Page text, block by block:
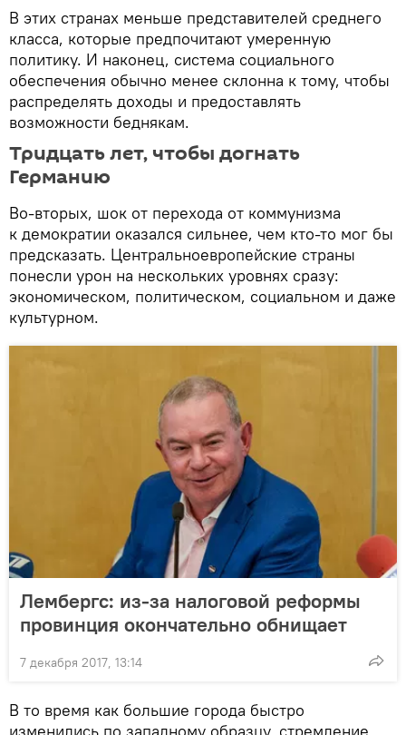
В этих странах меньше представителей среднего
класса, которые предпочитают умеренную
политику. И наконец, система социального
обеспечения обычно менее склонна к тому, чтобы
распределять доходы и предоставлять
возможности беднякам.
Тридцать лет, чтобы догнать
Германию
Во-вторых, шок от перехода от коммунизма
к демократии оказался сильнее, чем кто-то мог бы
предсказать. Центральноевропейские страны
понесли урон на нескольких уровнях сразу:
экономическом, политическом, социальном и даже
культурном.
Лембергс: из-за налоговой реформы
провинция окончательно обнищает
7 декабря 2017, 13:14
В то время как большие города быстро